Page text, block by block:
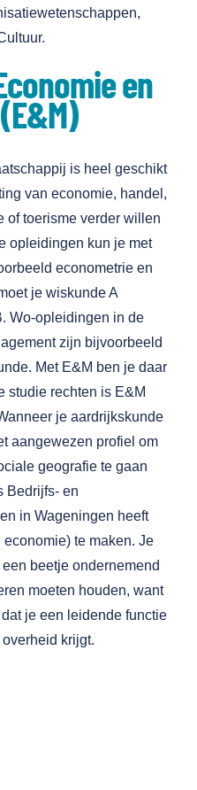
en
is heel geschikt
van economie, handel,
of toerisme verder willen
opleidingen kun je met
econometrie en
je wiskunde A
Wo-opleidingen in de
zijn bijvoorbeeld
Met E&M ben je daar
studie rechten is E&M
je aardrijkskunde
aangewezen profiel om
geografie te gaan
Bedrijfs- en
in Wageningen heeft
te maken. Je
beetje ondernemend
moeten houden, want
je een leidende functie
krijgt.